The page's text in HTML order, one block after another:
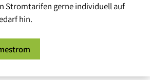
Stromtarifen gerne individuell auf
hin.